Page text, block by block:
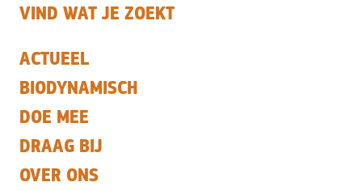
VIND WAT JE ZOEKT
ACTUEEL
BIODYNAMISCH
DOE MEE
DRAAG BIJ
OVER ONS